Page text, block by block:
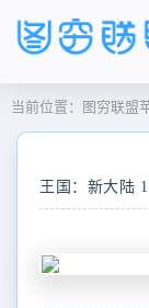
当前位置： 图穷联盟
王国：新大陆